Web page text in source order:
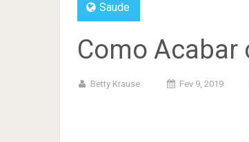
Saude
Como Acabar
Betty Krause Fev 9, 2019